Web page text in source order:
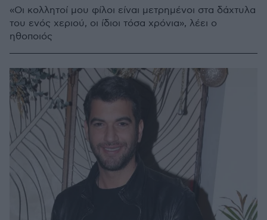
«Οι κολλητοί μου φίλοι είναι μετρημένοι στα δάχτυλα
του ενός χεριού, οι ίδιοι τόσα χρόνια», λέει ο
ηθοποιός